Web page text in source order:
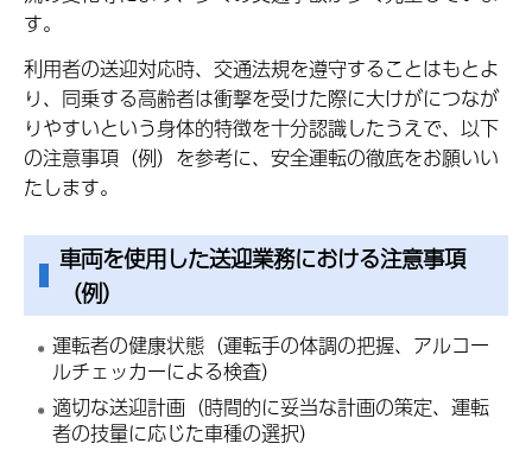
す。
利用者の送迎対応時、交通法規を遵守することはもとよ
り、同乗する高齢者は衝撃を受けた際に大けがにつなが
りやすいという身体的特徴を十分認識したうえで、以下
の注意事項（例）を参考に、安全運転の徹底をお願いい
たします。
車両を使用した送迎業務における注意事項
（例）
運転者の健康状態（運転手の体調の把握、アルコー
ルチェッカーによる検査）
適切な送迎計画（時間的に妥当な計画の策定、運転
者の技量に応じた車種の選択）